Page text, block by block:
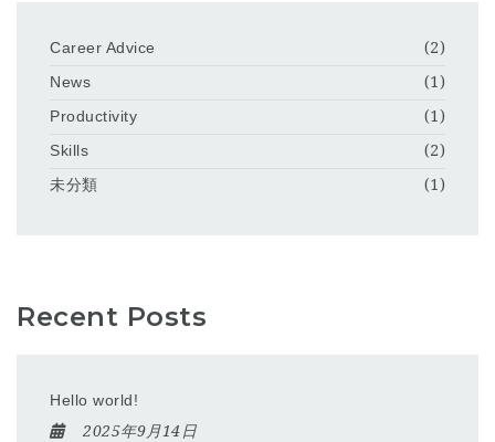
Career Advice
(2)
News
(1)
Productivity
(1)
Skills
(2)
未分類
(1)
Recent Posts
Hello world!
2025年9月14日